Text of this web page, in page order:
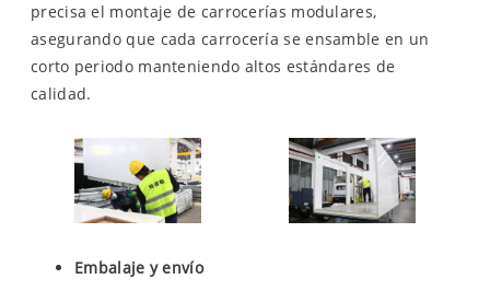
precisa el montaje de carrocerías modulares,
asegurando que cada carrocería se ensamble en un
corto periodo manteniendo altos estándares de
calidad.
Embalaje y envío